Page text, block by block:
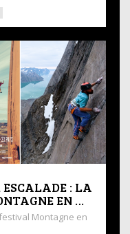
: LA
EN …
Montagne en